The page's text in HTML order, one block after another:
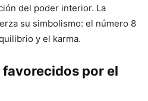
del poder interior. La
su simbolismo: el número 8
y el karma.
favorecidos por el